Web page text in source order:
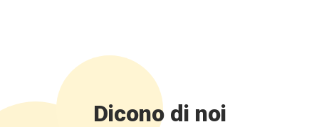
Dicono di noi